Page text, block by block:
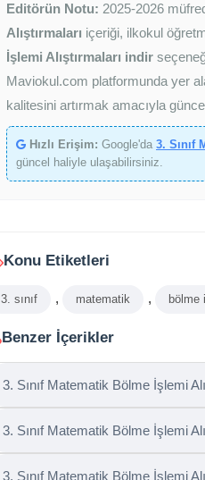
Editörün Notu: 2025-2026
Alıştırmaları içeriği, ilkokul
İşlemi Alıştırmaları indir
Maviokul.com platformunda yer
kalitesini artırmak amacıyla
Hızlı Erişim: Google'da 3. Sınıf
güncel haliyle ulaşabilirsiniz.
Konu Etiketleri
3. sınıf , matematik , bölme
Benzer İçerikler
3. Sınıf Matematik Bölme İşlemi
3. Sınıf Matematik Bölme İşlemi
3. Sınıf Matematik Bölme İşlemi